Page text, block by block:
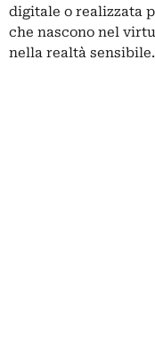
digitale o realizzata
che nascono nel
nella realtà sensibile.